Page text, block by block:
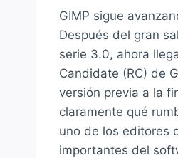
GIMP sigue
Después del gran
serie 3.0, ahora
Candidate (RC) de
versión previa a la
claramente qué
uno de los editores
importantes del